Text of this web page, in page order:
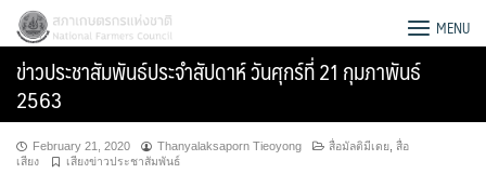
Skip
content
สภาเกษตรกรแห่งชาติ MENU
ข่าวประชาสัมพันธ์ประจำสัปดาห์ วันศุกร์ที่ 21 กุมภาพันธ์
2563
February 21, 2020 Thanyalaksaporn Tieoyong สื่อมัลติมีเดย สื่อ
เสียง
เสียงข่าวประชาสัมพันธ์